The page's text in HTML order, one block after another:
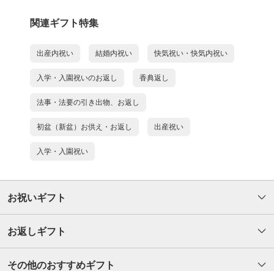
関連ギフト特集
出産内祝い 結婚内祝い 快気祝い・快気内祝い
入学・入園祝いのお返し 香典返し
法事・法要の引き出物、お返し
初盆（新盆）お供え・お返し 出産祝い
入学・入園祝い
お祝いギフト
お返しギフト
その他のおすすめギフト